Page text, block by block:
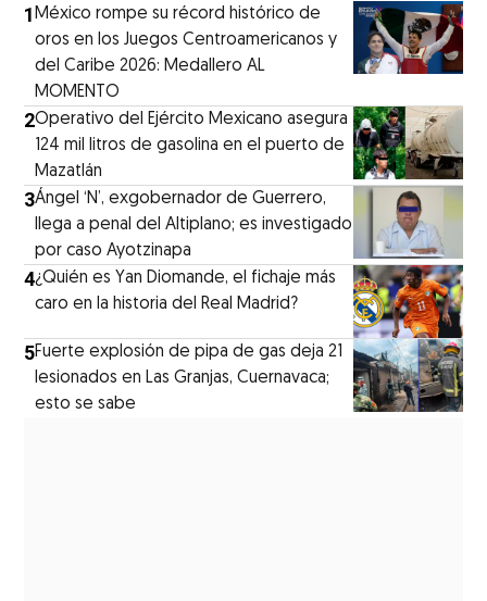
1México rompe su récord histórico de
oros en los Juegos Centroamericanos y
del Caribe 2026: Medallero AL
MOMENTO
2Operativo del Ejército Mexicano asegura
124 mil litros de gasolina en el puerto de
Mazatlán
3Ángel ‘N’, exgobernador de Guerrero,
llega a penal del Altiplano; es investigado
por caso Ayotzinapa
4¿Quién es Yan Diomande, el fichaje más
caro en la historia del Real Madrid?
5Fuerte explosión de pipa de gas deja 21
lesionados en Las Granjas, Cuernavaca;
esto se sabe